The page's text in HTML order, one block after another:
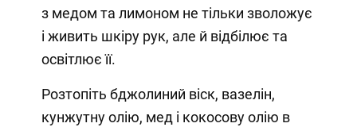
з медом та лимоном не тільки зволожує
і живить шкіру рук, але й відбілює та
освітлює її.
Розтопіть бджолиний віск, вазелін,
кунжутну олію, мед і кокосову олію в